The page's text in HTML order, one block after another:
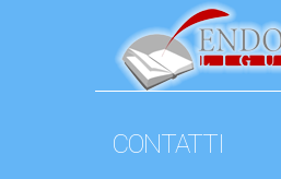
CONTATTI